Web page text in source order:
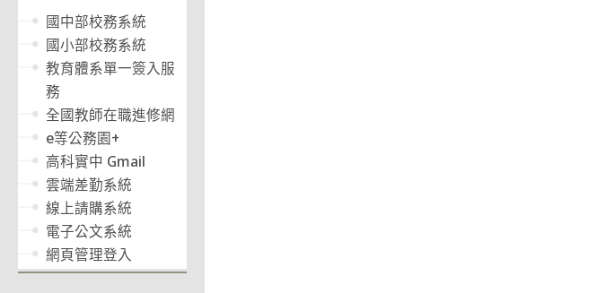
國中部校務系統
國小部校務系統
教育體系單一簽入服
務
全國教師在職進修網
e等公務園+
高科實中 Gmail
雲端差勤系統
線上請購系統
電子公文系統
網頁管理登入